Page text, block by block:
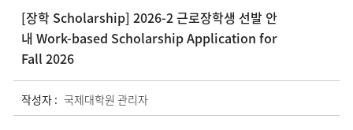
[장학 Scholarship] 2026-2 근로장학생 선발 안
내 Work-based Scholarship Application for
Fall 2026
작성자 : 국제대학원 관리자